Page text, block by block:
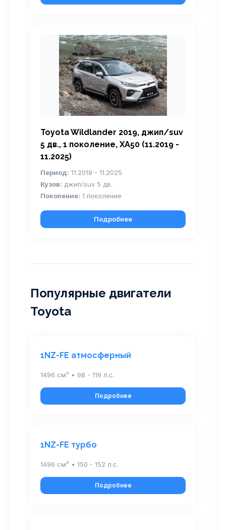
Toyota Wildlander 2019, джип/suv
5 дв., 1 поколение, XA50 (11.2019 -
11.2025)
Период: 11.2019 - 11.2025
Кузов: джип/suv 5 дв.
Поколение: 1 поколение
Подробнее
Популярные двигатели
Toyota
1NZ-FE атмосферный
1496 см³ • 98 - 119 л.с.
Подробнее
1NZ-FE турбо
1496 см³ • 150 - 152 л.с.
Подробнее